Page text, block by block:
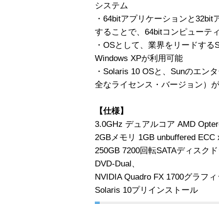
システム
・64bitアプリケーションと
することで、64bitコンピューテ
・OSとして、業界をリードす
Windows XPが利用可能
・Solaris 10 OSと、Sunのエン
全なライセンス・バージョン）
【仕様】
3.0GHz デュアルコア AMD
2GBメモリ 1GB unbuffered ECC
250GB 7200回転SATAディスク
DVD-Dual、
NVIDIA Quadro FX 1700グラフ
Solaris 10プリインストール